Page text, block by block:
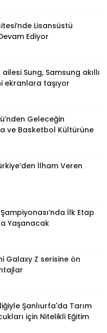
Lisansüstü
Ediyor
Sung, Samsung akıllı
ekranlara taşıyor
Geleceğin
ve Basketbol Kültürüne
İlham Veren
İlk Etap
Yaşanacak
Galaxy Z serisine ön
Şanlıurfa'da Tarım
için Nitelikli Eğitim